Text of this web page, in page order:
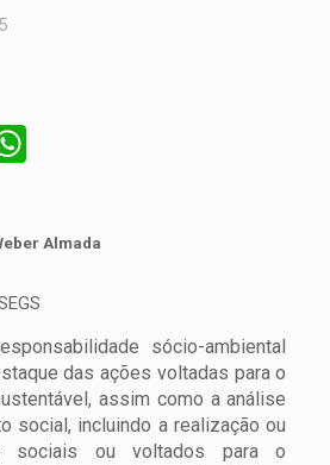
WhatsApp
Almada
sócio-ambiental
das ações voltadas para o
assim como a análise
social, incluindo a realização ou
sociais ou voltados para o